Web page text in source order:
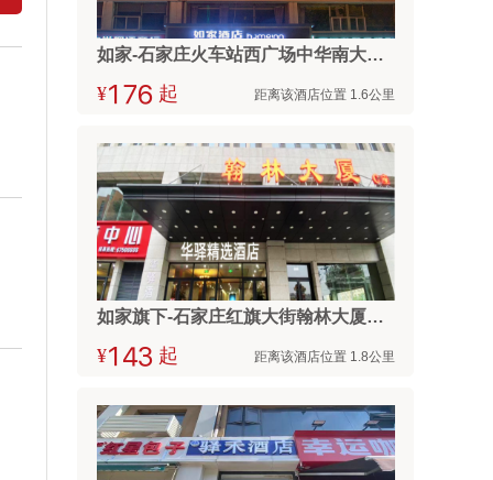
如家-石家庄火车站西广场中华南大街店
¥  起 距离该酒店位置 1.6公里
如家旗下-石家庄红旗大街翰林大厦华驿精选酒店
¥  起 距离该酒店位置 1.8公里